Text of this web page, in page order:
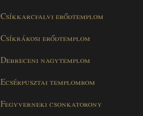
Csíkkarcfalvi erődtemplom
Csíkrákosi erődtemplom
Debreceni nagytemplom
Ecsérpusztai templomrom
Fegyverneki csonkatorony